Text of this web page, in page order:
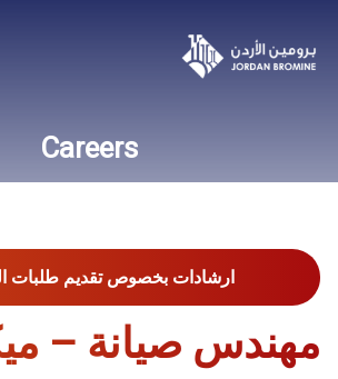
Careers
ارشادات بخصوص تقديم طلبات
مهندس صيانة –